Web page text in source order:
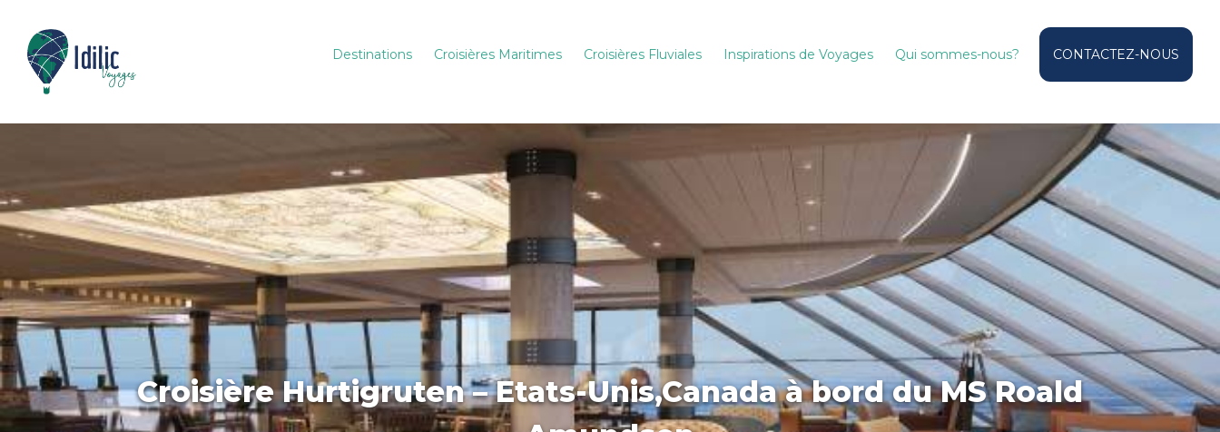
Destinations Croisières Maritimes Croisières Fluviales Inspirations de Voyages Qui sommes-nous? CONTACTEZ-NOUS
Croisière Hurtigruten – Etats-Unis,Canada à bord du MS Roald